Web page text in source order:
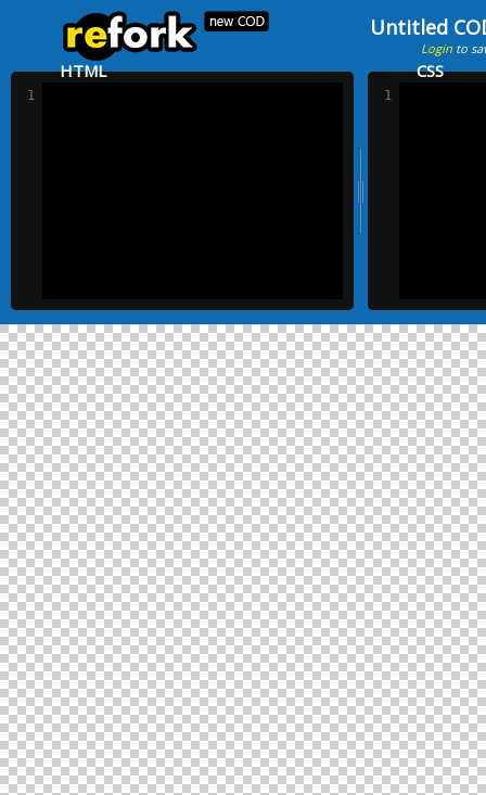
Untitled
Login to
HTML
1
CSS
1